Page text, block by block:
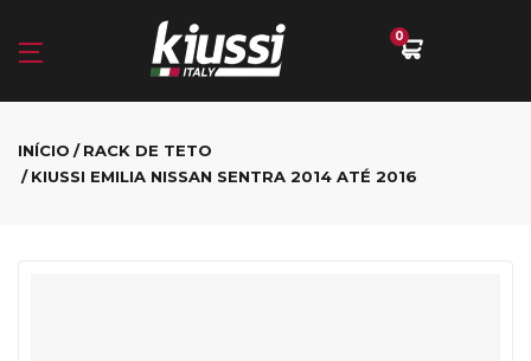
0
INÍCIO
RACK DE TETO
KIUSSI EMILIA NISSAN SENTRA 2014 ATÉ 2016